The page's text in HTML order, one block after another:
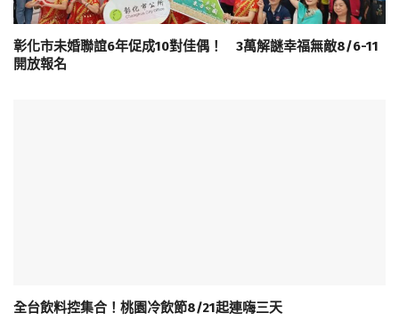
彰化市未婚聯誼6年促成10對佳偶！ 3萬解謎幸福無敵8/6-11
開放報名
全台飲料控集合！桃園冷飲節8/21起連嗨三天